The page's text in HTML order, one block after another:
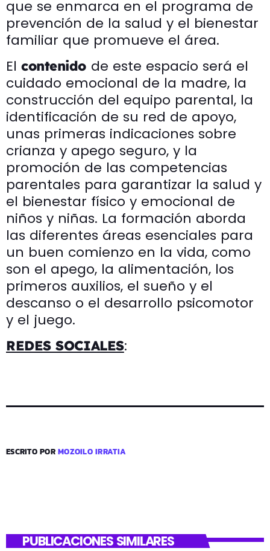
que se enmarca en el programa de
prevención de la salud y el bienestar
familiar que promueve el área.
El contenido de este espacio será el
cuidado emocional de la madre, la
construcción del equipo parental, la
identificación de su red de apoyo,
unas primeras indicaciones sobre
crianza y apego seguro, y la
promoción de las competencias
parentales para garantizar la salud y
el bienestar físico y emocional de
niños y niñas. La formación aborda
las diferentes áreas esenciales para
un buen comienzo en la vida, como
son el apego, la alimentación, los
primeros auxilios, el sueño y el
descanso o el desarrollo psicomotor
y el juego.
REDES SOCIALES:
ESCRITO PORMOZOILO IRRATIA
PUBLICACIONES SIMILARES